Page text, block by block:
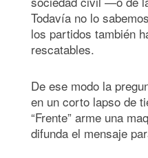
Todavía no lo
los partidos también
rescatables.
De ese modo la
en un corto lapso de
“Frente” arme una
difunda el mensaje